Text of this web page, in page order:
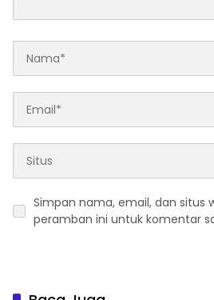
Simpan nama, email, dan situs
peramban ini untuk komentar